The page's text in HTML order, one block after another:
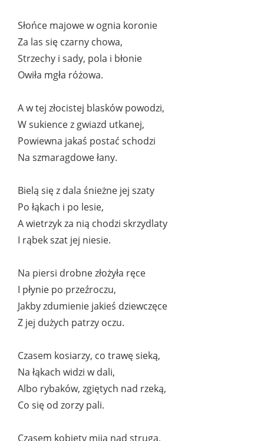
Słońce majowe w ognia koronie
Za las się czarny chowa,
Strzechy i sady, pola i błonie
Owiła mgła różowa.
A w tej złocistej blasków powodzi,
W sukience z gwiazd utkanej,
Powiewna jakaś postać schodzi
Na szmaragdowe łany.
Bielą się z dala śnieżne jej szaty
Po łąkach i po lesie,
A wietrzyk za nią chodzi skrzydlaty
I rąbek szat jej niesie.
Na piersi drobne złożyła ręce
I płynie po przeźroczu,
Jakby zdumienie jakieś dziewczęce
Z jej dużych patrzy oczu.
Czasem kosiarzy, co trawę sieką,
Na łąkach widzi w dali,
Albo rybaków, zgiętych nad rzeką,
Co się od zorzy pali.
Czasem kobiety mija nad strugą,